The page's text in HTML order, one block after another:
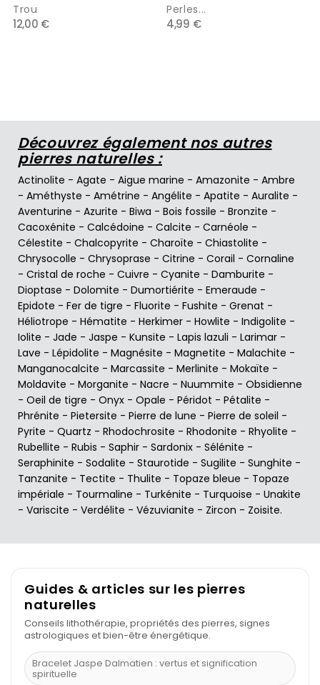
Trou
12,00 €
Perles...
4,99 €
Découvrez également nos autres
pierres naturelles :
Actinolite - Agate - Aigue marine - Amazonite - Ambre
- Améthyste - Amétrine - Angélite - Apatite - Auralite -
Aventurine - Azurite - Biwa - Bois fossile - Bronzite -
Cacoxénite - Calcédoine - Calcite - Carnéole -
Célestite - Chalcopyrite - Charoïte - Chiastolite -
Chrysocolle - Chrysoprase - Citrine - Corail - Cornaline
- Cristal de roche - Cuivre - Cyanite - Damburite -
Dioptase - Dolomite - Dumortiérite - Emeraude -
Epidote - Fer de tigre - Fluorite - Fushite - Grenat -
Héliotrope - Hématite - Herkimer - Howlite - Indigolite -
Iolite - Jade - Jaspe - Kunsite - Lapis lazuli - Larimar -
Lave - Lépidolite - Magnésite - Magnetite - Malachite -
Manganocalcite - Marcassite - Merlinite - Mokaïte -
Moldavite - Morganite - Nacre - Nuummite - Obsidienne
- Oeil de tigre - Onyx - Opale - Péridot - Pétalite -
Phrénite - Pietersite - Pierre de lune - Pierre de soleil -
Pyrite - Quartz - Rhodochrosite - Rhodonite - Rhyolite -
Rubellite - Rubis - Saphir - Sardonix - Sélénite -
Seraphinite - Sodalite - Staurotide - Sugilite - Sunghite -
Tanzanite - Tectite - Thulite - Topaze bleue - Topaze
impériale - Tourmaline - Turkénite - Turquoise - Unakite
- Variscite - Verdélite - Vézuvianite - Zircon - Zoisite.
Guides & articles sur les pierres
naturelles
Conseils lithothérapie, propriétés des pierres, signes
astrologiques et bien-être énergétique.
Bracelet Jaspe Dalmatien : vertus et signification
spirituelle